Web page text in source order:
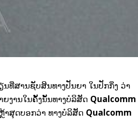
ນທີ່ສານຊັບສິນທາງປັນຍາ ໃນປັກກິ່ງ ວ່າ
ງານໃນຄັ້ງນັ້ນທາງບໍລິສັດ Qualcomm
າສຸດບອກວ່າ ທາງບໍລິສັດ Qualcomm